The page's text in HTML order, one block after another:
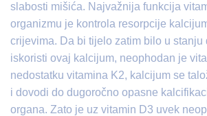
slabosti mišića. Najvažnija funkcija
organizmu je kontrola resorpcije
crijevima. Da bi tijelo zatim bilo u stanju
iskoristi ovaj kalcijum, neophodan je
nedostatku vitamina K2, kalcijum se
i dovodi do dugoročno opasne
organa. Zato je uz vitamin D3 uvek